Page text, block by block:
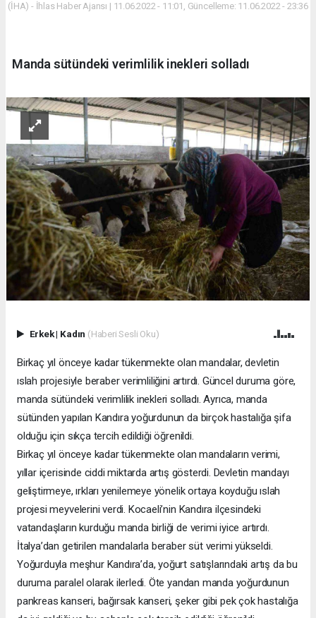
(İHA) - İhlas Haber Ajansı | 11.06.2022 - 11:01, Güncelleme: 11.06.2022 - 23:36
Manda sütündeki verimlilik inekleri solladı
Erkek| Kadın (Haberi Sesli Oku)
Birkaç yıl önceye kadar tükenmekte olan mandalar, devletin
ıslah projesiyle beraber verimliliğini artırdı. Güncel duruma göre,
manda sütündeki verimlilik inekleri solladı. Ayrıca, manda
sütünden yapılan Kandıra yoğurdunun da birçok hastalığa şifa
olduğu için sıkça tercih edildiği öğrenildi.
Birkaç yıl önceye kadar tükenmekte olan mandaların verimi,
yıllar içerisinde ciddi miktarda artış gösterdi. Devletin mandayı
geliştirmeye, ırkları yenilemeye yönelik ortaya koyduğu ıslah
projesi meyvelerini verdi. Kocaeli’nin Kandıra ilçesindeki
vatandaşların kurduğu manda birliği de verimi iyice artırdı.
İtalya’dan getirilen mandalarla beraber süt verimi yükseldi.
Yoğurduyla meşhur Kandıra’da, yoğurt satışlarındaki artış da bu
duruma paralel olarak ilerledi. Öte yandan manda yoğurdunun
pankreas kanseri, bağırsak kanseri, şeker gibi pek çok hastalığa